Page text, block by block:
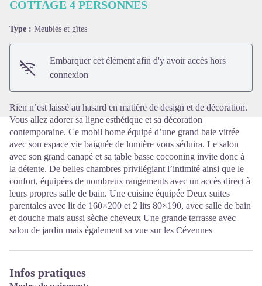
COTTAGE 4 PERSONNES
Type : Meublés et gîtes
Embarquer cet élément afin d'y avoir accès hors
connexion
Rien n’est laissé au hasard en matière de design et de décoration.
Vous allez adorer sa ligne esthétique et sa décoration
contemporaine. Ce mobil home équipé d’une grand baie vitrée
avec son espace vie baignée de lumière vous séduira. Le salon
avec son grand canapé et sa table basse cocooning invite donc à
la détente. De belles chambres privilégiant l’intimité ainsi que le
confort, équipées de nombreux rangements avec un accès direct à
leurs propres salle de bain. Une cuisine équipée Deux suites
parentales avec lit de 160×200 et 2 lits 80×190, avec salle de bain
et douche mais aussi sèche cheveux Une grande terrasse avec
salon de jardin mais également sa vue sur les Cévennes
Infos pratiques